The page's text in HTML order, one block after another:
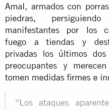
Amal, armados con
piedras,
manifestantes por los
fuego a tiendas y
privadas los últimos
preocupantes y
tomen medidas firmes e
“Los ataques